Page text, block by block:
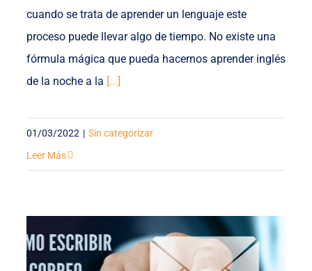
cuando se trata de aprender un lenguaje este
proceso puede llevar algo de tiempo. No existe una
fórmula mágica que pueda hacernos aprender inglés
de la noche a la [...]
01/03/2022 | Sin categorizar
Leer Más